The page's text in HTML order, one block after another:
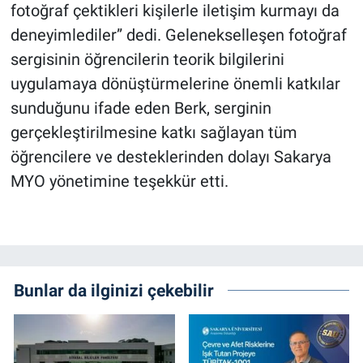
fotoğraf çektikleri kişilerle iletişim kurmayı da
deneyimlediler” dedi. Gelenekselleşen fotoğraf
sergisinin öğrencilerin teorik bilgilerini
uygulamaya dönüştürmelerine önemli katkılar
sunduğunu ifade eden Berk, serginin
gerçekleştirilmesine katkı sağlayan tüm
öğrencilere ve desteklerinden dolayı Sakarya
MYO yönetimine teşekkür etti.
Bunlar da ilginizi çekebilir